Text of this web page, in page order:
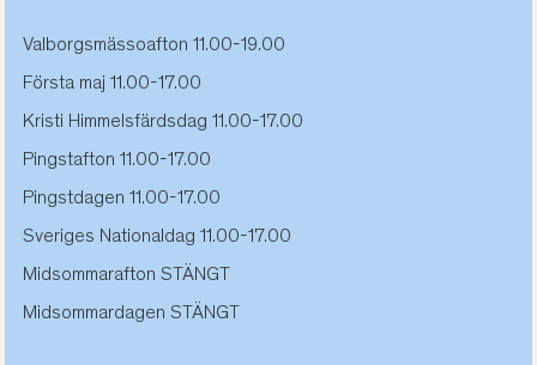
Valborgsmässoafton 11.00-19.00
Första maj 11.00-17.00
Kristi Himmelsfärdsdag 11.00-17.00
Pingstafton 11.00-17.00
Pingstdagen 11.00-17.00
Sveriges Nationaldag 11.00-17.00
Midsommarafton STÄNGT
Midsommardagen STÄNGT